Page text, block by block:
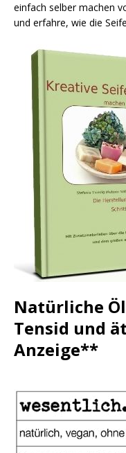
einfach selber machen
und erfahre, wie die
Natürliche
Tensid und
Anzeige**